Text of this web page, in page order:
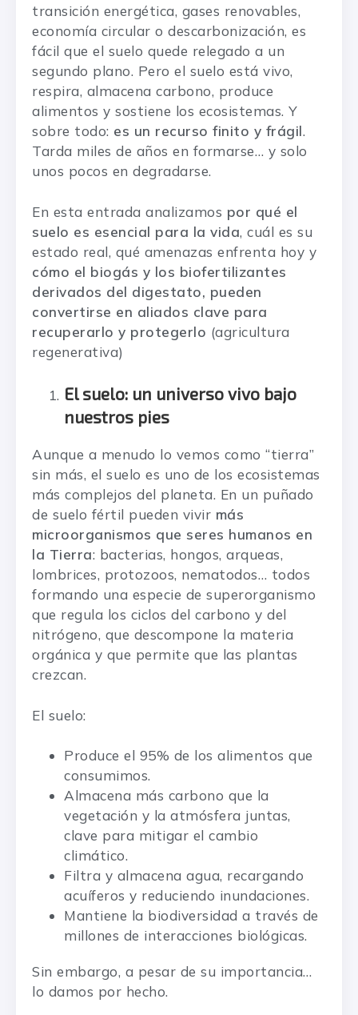
transición energética, gases renovables,
economía circular o descarbonización, es
fácil que el suelo quede relegado a un
segundo plano. Pero el suelo está vivo,
respira, almacena carbono, produce
alimentos y sostiene los ecosistemas. Y
sobre todo: es un recurso finito y frágil.
Tarda miles de años en formarse… y solo
unos pocos en degradarse.
En esta entrada analizamos por qué el
suelo es esencial para la vida, cuál es su
estado real, qué amenazas enfrenta hoy y
cómo el biogás y los biofertilizantes
derivados del digestato, pueden
convertirse en aliados clave para
recuperarlo y protegerlo (agricultura
regenerativa)
El suelo: un universo vivo bajo
nuestros pies
Aunque a menudo lo vemos como “tierra”
sin más, el suelo es uno de los ecosistemas
más complejos del planeta. En un puñado
de suelo fértil pueden vivir más
microorganismos que seres humanos en
la Tierra: bacterias, hongos, arqueas,
lombrices, protozoos, nematodos… todos
formando una especie de superorganismo
que regula los ciclos del carbono y del
nitrógeno, que descompone la materia
orgánica y que permite que las plantas
crezcan.
El suelo:
Produce el 95% de los alimentos que
consumimos.
Almacena más carbono que la
vegetación y la atmósfera juntas,
clave para mitigar el cambio
climático.
Filtra y almacena agua, recargando
acuíferos y reduciendo inundaciones.
Mantiene la biodiversidad a través de
millones de interacciones biológicas.
Sin embargo, a pesar de su importancia…
lo damos por hecho.